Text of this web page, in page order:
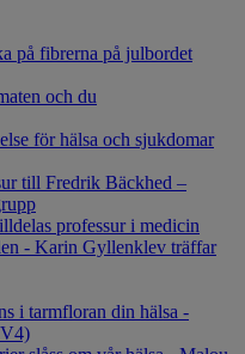
på fibrerna på julbordet
och du
för hälsa och sjukdomar
till Fredrik Bäckhed –
professur i medicin
- Karin Gyllenklev träffar
i tarmfloran din hälsa -